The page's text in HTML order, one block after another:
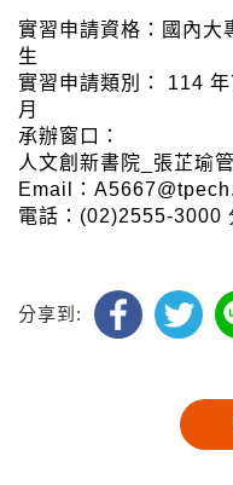
實習申請資格：國內大
生
實習申請類別： 114
月
承辦窗口：
人文創新書院_張芷瑜
Email：
電話：(02)2555-3000
分享到: